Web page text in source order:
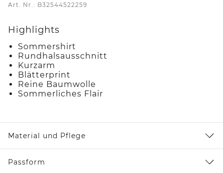
Art. Nr.: B32544522259
Highlights
Sommershirt
Rundhalsausschnitt
Kurzarm
Blätterprint
Reine Baumwolle
Sommerliches Flair
Material und Pflege
Passform